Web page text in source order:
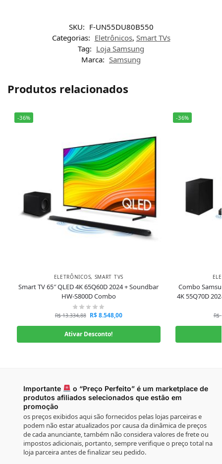
SKU: F-UN55DU80B550
Categorias: Eletrônicos, Smart TVs
Tag: Loja Samsung
Marca: Samsung
Produtos relacionados
-36%
ELETRÔNICOS, SMART TVS
Smart TV 65″ QLED 4K 65Q60D 2024 + Soundbar
HW-S800D Combo
R$13.334,88 R$8.548,00
Ativar Desconto!
-36%
Combo
4K 55Q70D
R$
Importante
o “Preço Perfeito” é um marketplace de
produtos afiliados selecionados que estão em
promoção
os preços exibidos aqui são fornecidos pelas lojas parceiras e
podem não estar atualizados por causa da dinâmica de preços
de cada anunciante, também não considera valores de frete ou
impostos adicionais, portanto, sempre verifique o preço total na
loja parceira antes de finalizar seu pedido.